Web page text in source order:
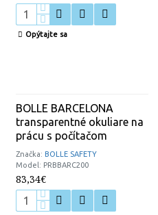
Opýtajte sa
Značka: BOLLE SAFETY
Model: PRBBARC200
BOLLE BARCELONA
transparentné okuliare na
prácu s počítačom
83,34€